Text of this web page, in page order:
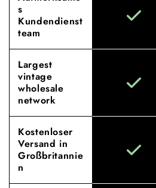
s
Kundendienst
team
Largest
vintage
wholesale
network
Kostenloser
Versand in
Großbritannie
n